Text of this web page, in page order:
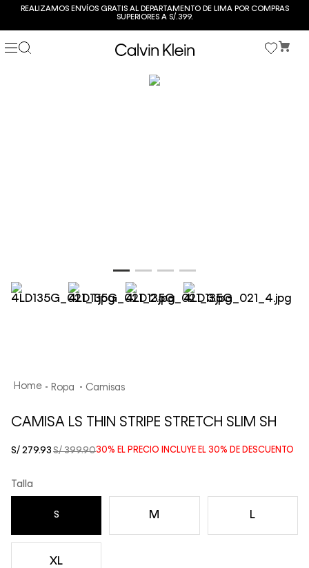
REALIZAMOS ENVÍOS GRATIS AL DEPARTAMENTO DE LIMA POR COMPRAS
SUPERIORES A S/.399.
Ropa Camisas
CAMISA LS THIN STRIPE STRETCH SLIM SH
30% EL PRECIO INCLUYE EL 30% DE DESCUENTO
S/ 399.90
S/ 279.93
Talla
L
M
S
XL